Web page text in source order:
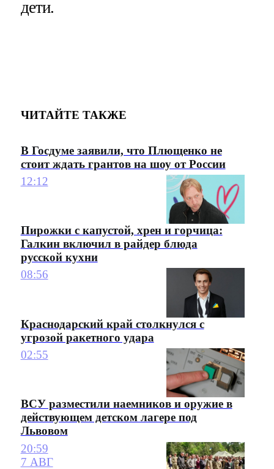
дети.
ЧИТАЙТЕ ТАКЖЕ
В Госдуме заявили, что Плющенко не
стоит ждать грантов на шоу от России
12:12
Пирожки с капустой, хрен и горчица:
Галкин включил в райдер блюда
русской кухни
08:56
Краснодарский край столкнулся с
угрозой ракетного удара
02:55
ВСУ разместили наемников и оружие в
действующем детском лагере под
Львовом
20:59
7 АВГ